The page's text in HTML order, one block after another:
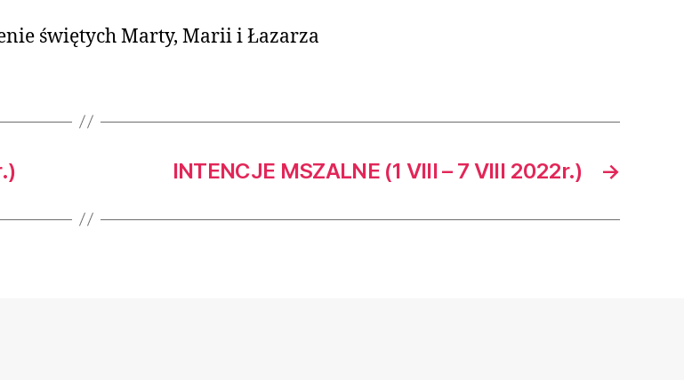
świętych Marty, Marii i Łazarza
→
INTENCJE MSZALNE (1 VIII – 7 VIII 2022r.)